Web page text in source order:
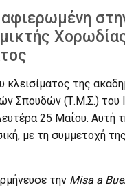
κλεισίματος της
Σπουδών (Τ.Μ.Σ.) του
25 Μαΐου. Αυτή
με τη συμμετοχή
την Misa a